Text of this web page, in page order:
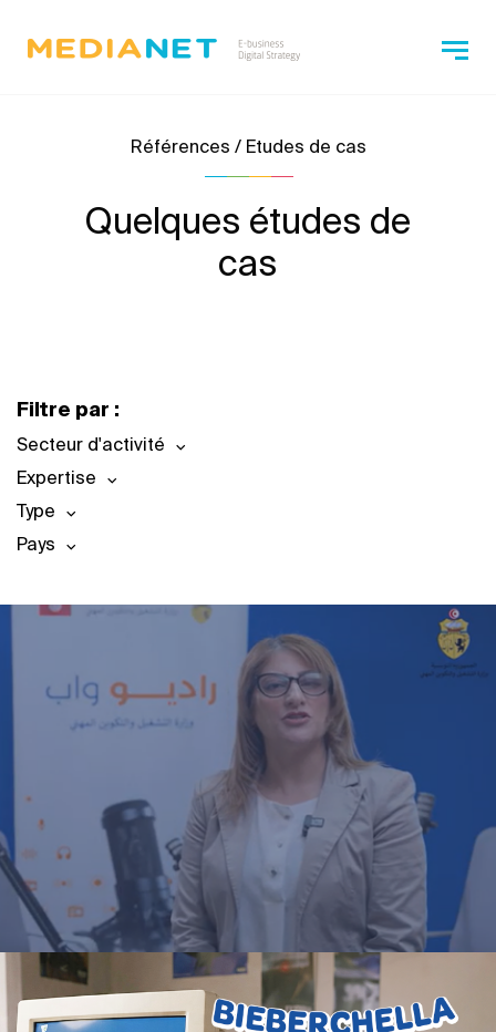
Références / Etudes de cas
Quelques études de
cas
Filtre par :
Secteur d'activité
Expertise
Type
Pays